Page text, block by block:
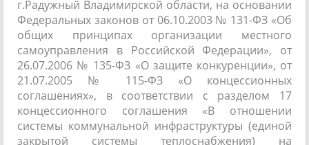
г.Радужный Владимирской области, на основании
Федеральных законов от 06.10.2003 № 131-ФЗ «Об
общих принципах организации местного
самоуправления в Российской Федерации», от
26.07.2006 № 135-ФЗ «О защите конкуренции», от
21.07.2005 № 115-ФЗ «О концессионных
соглашениях», в соответствии с разделом 17
концессионного соглашения «В отношении
системы коммунальной инфраструктуры (единой
закрытой системы теплоснабжения) на